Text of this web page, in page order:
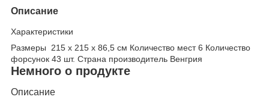
Описание
Характеристики
Размеры 215 х 215 х 86,5 см Количество мест 6 Количество
форсунок 43 шт. Страна производитель Венгрия
Немного о продукте
Описание